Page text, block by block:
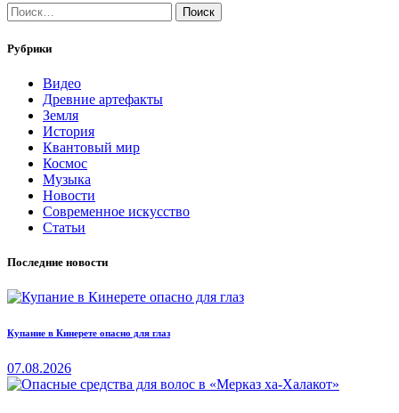
Найти:
Рубрики
Видео
Древние артефакты
Земля
История
Квантовый мир
Космос
Музыка
Новости
Современное искусство
Статьи
Последние новости
Купание в Кинерете опасно для глаз
07.08.2026